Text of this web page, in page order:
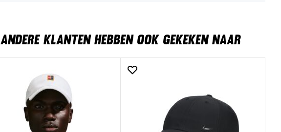
ANDERE KLANTEN HEBBEN OOK GEKEKEN NAAR